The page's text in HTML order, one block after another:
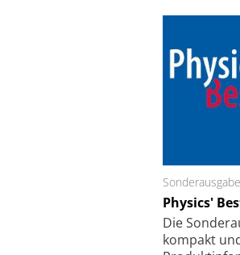
Physics'
Die
kompakt